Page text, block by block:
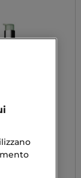
SOAP
Facial